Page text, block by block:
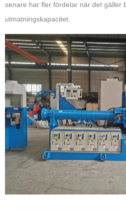
senare har fler fördelar när det gäller
utmatningskapacitet.